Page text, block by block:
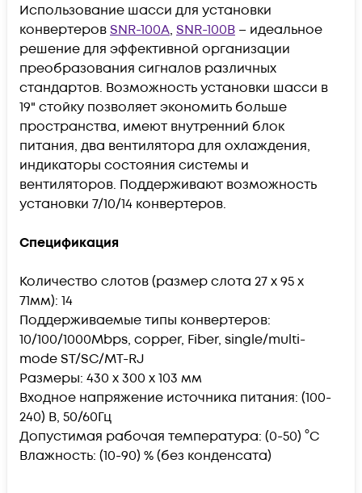
Использование шасси для установки
конвертеровSNR-100A, SNR-100B – идеальное
решение для эффективной организации
преобразования сигналов различных
стандартов. Возможность установки шасси в
19" стойку позволяет экономить больше
пространства, имеют внутренний блок
питания, два вентилятора для охлаждения,
индикаторы состояния системы и
вентиляторов. Поддерживают возможность
установки 7/10/14 конвертеров.
Спецификация
Количество слотов (размер слота 27 x 95 x
71мм): 14
Поддерживаемые типы конвертеров:
10/100/1000Mbps, copper, Fiber, single/multi-
mode ST/SC/MT-RJ
Размеры: 430 x 300 x 103 мм
Входное напряжение источника питания: (100-
240) В, 50/60Гц
Допустимая рабочая температура: (0-50) °С
Влажность: (10-90) % (без конденсата)